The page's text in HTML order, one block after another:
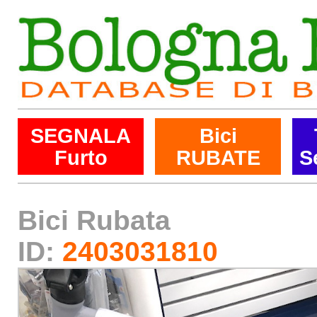
SEGNALA
Furto
Bici
RUBATE
Bici Rubata
ID: 2403031810